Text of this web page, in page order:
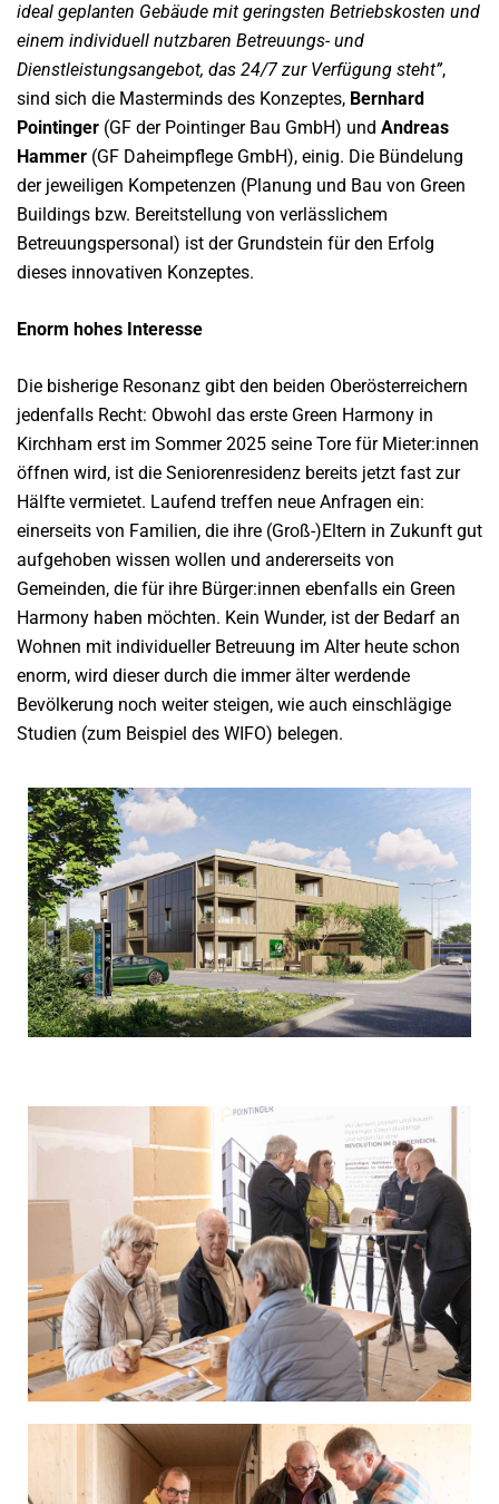
ideal geplanten Gebäude mit geringsten Betriebskosten und
einem individuell nutzbaren Betreuungs- und
Dienstleistungsangebot, das 24/7 zur Verfügung steht”,
sind sich die Masterminds des Konzeptes, Bernhard
Pointinger (GF der Pointinger Bau GmbH) und Andreas
Hammer (GF Daheimpflege GmbH), einig. Die Bündelung
der jeweiligen Kompetenzen (Planung und Bau von Green
Buildings bzw. Bereitstellung von verlässlichem
Betreuungspersonal) ist der Grundstein für den Erfolg
dieses innovativen Konzeptes.
Enorm hohes Interesse
Die bisherige Resonanz gibt den beiden Oberösterreichern
jedenfalls Recht: Obwohl das erste Green Harmony in
Kirchham erst im Sommer 2025 seine Tore für Mieter:innen
öffnen wird, ist die Seniorenresidenz bereits jetzt fast zur
Hälfte vermietet. Laufend treffen neue Anfragen ein:
einerseits von Familien, die ihre (Groß-)Eltern in Zukunft gut
aufgehoben wissen wollen und andererseits von
Gemeinden, die für ihre Bürger:innen ebenfalls ein Green
Harmony haben möchten. Kein Wunder, ist der Bedarf an
Wohnen mit individueller Betreuung im Alter heute schon
enorm, wird dieser durch die immer älter werdende
Bevölkerung noch weiter steigen, wie auch einschlägige
Studien (zum Beispiel des WIFO) belegen.